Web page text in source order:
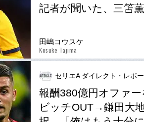
記者が聞いた、三笘
田嶋コウスケ
Kosuke Tajima
セリエA ダイレクト・レポー
報酬380億円オファ
ビッチOUT→鎌田大